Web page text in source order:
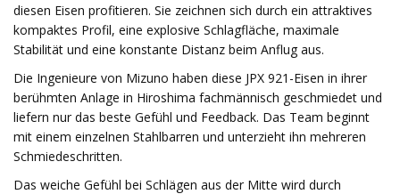
diesen Eisen profitieren. Sie zeichnen sich durch ein attraktives
kompaktes Profil, eine explosive Schlagfläche, maximale
Stabilität und eine konstante Distanz beim Anflug aus.
Die Ingenieure von Mizuno haben diese JPX 921-Eisen in ihrer
berühmten Anlage in Hiroshima fachmännisch geschmiedet und
liefern nur das beste Gefühl und Feedback. Das Team beginnt
mit einem einzelnen Stahlbarren und unterzieht ihn mehreren
Schmiedeschritten.
Das weiche Gefühl bei Schlägen aus der Mitte wird durch